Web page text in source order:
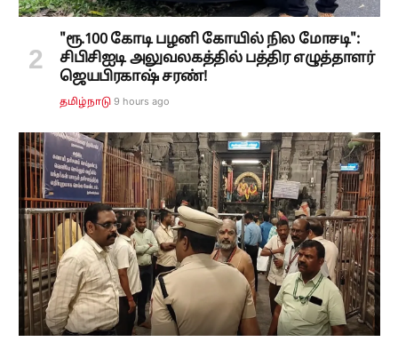
"ரூ.100 கோடி பழனி கோயில் நில மோசடி":
சிபிசிஐடி அலுவலகத்தில் பத்திர எழுத்தாளர்
ஜெயபிரகாஷ் சரண்!
தமிழ்நாடு 9 hours ago